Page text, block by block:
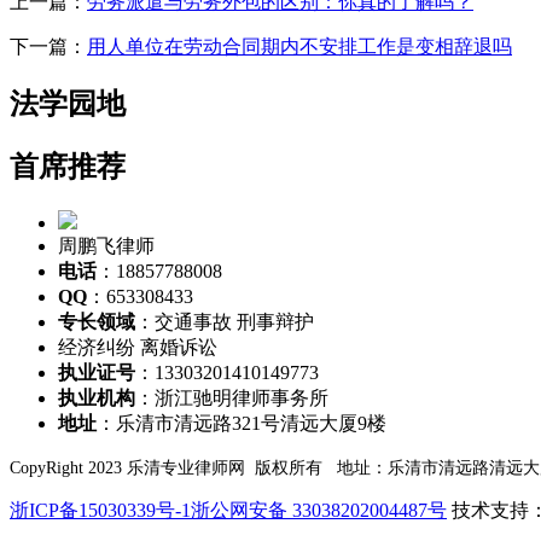
下一篇： 用人单位在劳动合同期内不安排工作是变相辞退吗
法学园地
首席推荐
周鹏飞律师
电话：18857788008
QQ ：653308433
专长领域 ：交通事故 刑事辩护
经济纠纷 离婚诉讼
执业证号 ：13303201410149773
执业机构 ：浙江驰明律师事务所
地址 ：乐清市清远路321号清远大厦9楼
CopyRight 2023 乐清专业律师网 版权所有 地址：乐清市清远路清远
浙ICP备15030339号-1浙公网安备 33038202004487号 技术支持：